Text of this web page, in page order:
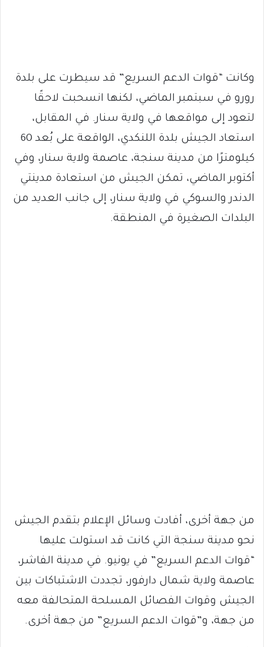
وكانت “قوات الدعم السريع” قد سيطرت على بلدة
رورو في سبتمبر الماضي، لكنها انسحبت لاحقًا
لتعود إلى مواقعها في ولاية سنار. في المقابل،
استعاد الجيش بلدة اللنكدي، الواقعة على بُعد 60
كيلومترًا من مدينة سنجة، عاصمة ولاية سنار، وفي
أكتوبر الماضي، تمكن الجيش من استعادة مدينتي
الدندر والسوكي في ولاية سنار، إلى جانب العديد من
البلدات الصغيرة في المنطقة.
من جهة أخرى، أفادت وسائل الإعلام بتقدم الجيش
نحو مدينة سنجة التي كانت قد استولت عليها
“قوات الدعم السريع” في يونيو. في مدينة الفاشر،
عاصمة ولاية شمال دارفور، تجددت الاشتباكات بين
الجيش وقوات الفصائل المسلحة المتحالفة معه
من جهة، و”قوات الدعم السريع” من جهة أخرى.